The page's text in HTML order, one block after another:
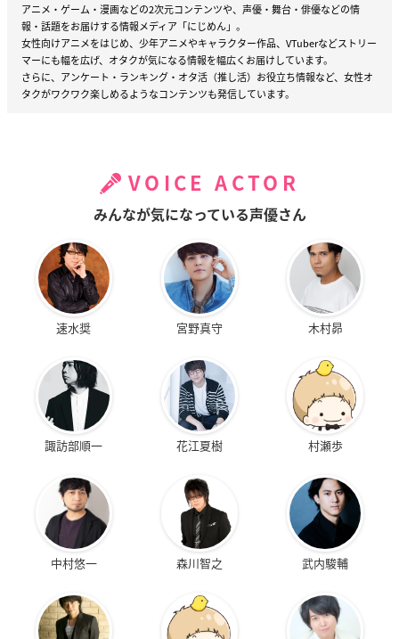
アニメ・ゲーム・漫画などの2次元コンテンツや、声優・舞台・俳優などの情
報・話題をお届けする情報メディア「にじめん」。
女性向けアニメをはじめ、少年アニメやキャラクター作品、VTuberなどストリー
マーにも幅を広げ、オタクが気になる情報を幅広くお届けしています。
さらに、アンケート・ランキング・オタ活（推し活）お役立ち情報など、女性オ
タクがワクワク楽しめるようなコンテンツも発信しています。
VOICE ACTOR
みんなが気になっている声優さん
速水奨 宮野真守 木村昴
諏訪部順一 花江夏樹 村瀬歩
中村悠一 森川智之 武内駿輔